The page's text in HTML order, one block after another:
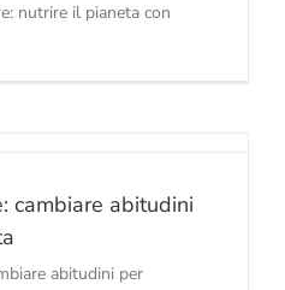
nutrire il pianeta con
cambiare abitudini
abitudini per